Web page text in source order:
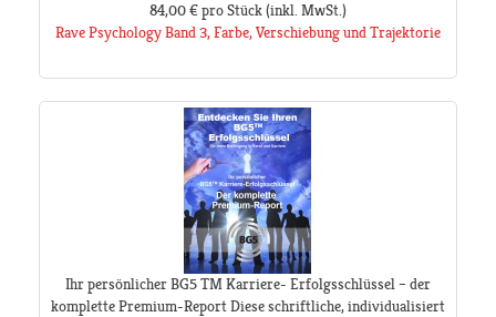
84,00 €pro Stück(inkl. MwSt.)
Rave Psychology Band 3, Farbe, Verschiebung und Trajektorie
Ihr persönlicher BG5 TM Karriere- Erfolgsschlüssel – der
komplette Premium-Report Diese schriftliche, individualisiert